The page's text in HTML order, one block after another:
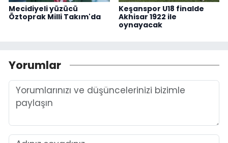
Mecidiyeli yüzücü
Öztoprak Milli Takım'da
Keşanspor U18 finalde
Akhisar 1922 ile
oynayacak
Yorumlar